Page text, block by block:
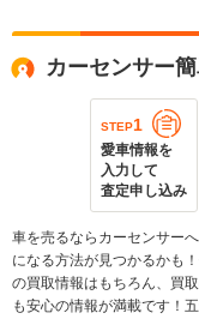
カーセンサー
STEP1
愛車情報を
入力して
査定申し込み
車を売るならカーセンサー
になる方法が見つかるかも
の買取情報はもちろん、買
も安心の情報が満載です！